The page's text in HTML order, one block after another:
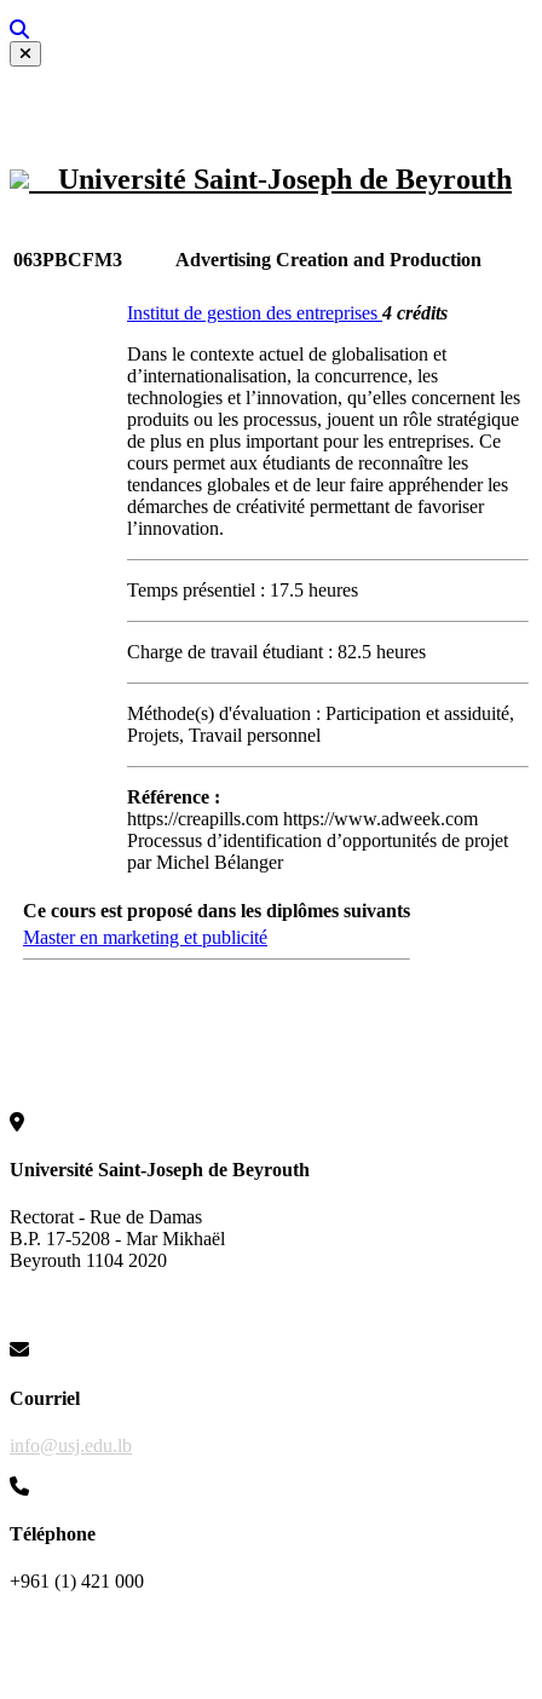
Université Saint-Joseph de Beyrouth
063PBCFM3 Advertising Creation and Production
Institut de gestion des entreprises4 crédits
Dans le contexte actuel de globalisation et
d’internationalisation, la concurrence, les
technologies et l’innovation, qu’elles concernent les
produits ou les processus, jouent un rôle stratégique
de plus en plus important pour les entreprises. Ce
cours permet aux étudiants de reconnaître les
tendances globales et de leur faire appréhender les
démarches de créativité permettant de favoriser
l’innovation.
Temps présentiel : 17.5 heures
Charge de travail étudiant : 82.5 heures
Méthode(s) d'évaluation : Participation et assiduité,
Projets, Travail personnel
Référence :
https://creapills.com https://www.adweek.com
Processus d’identification d’opportunités de projet
par Michel Bélanger
Ce cours est proposé dans les diplômes suivants
Master en marketing et publicité
Université Saint-Joseph de Beyrouth
Rectorat - Rue de Damas
B.P. 17-5208 - Mar Mikhaël
Beyrouth 1104 2020
Courriel
info@usj.edu.lb
Téléphone
+961 (1) 421 000